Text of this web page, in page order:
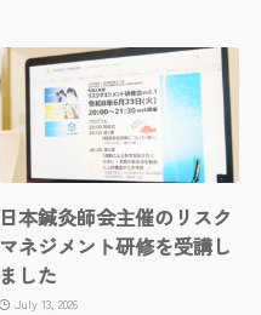
日本鍼灸師会主催のリスク
マネジメント研修を受講し
ました
July 13, 2026